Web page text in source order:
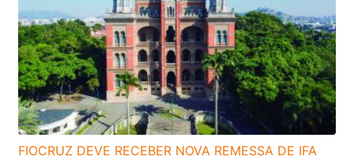
FIOCRUZ DEVE RECEBER NOVA REMESSA DE IFA